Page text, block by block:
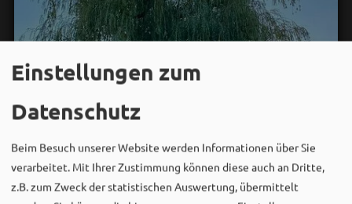
Einstellungen zum
Datenschutz
Beim Besuch unserer Website werden Informationen über Sie
verarbeitet. Mit Ihrer Zustimmung können diese auch an Dritte,
z.B. zum Zweck der statistischen Auswertung, übermittelt